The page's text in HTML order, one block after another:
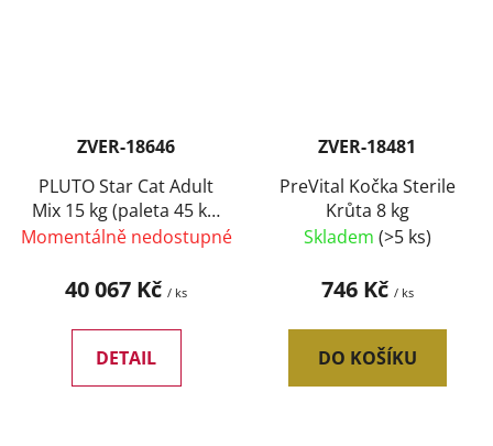
ZVER-18646
PLUTO Star Cat Adult
Mix 15 kg (paleta 45 ks)
SLEVA 7 %
Momentálně nedostupné
40 067 Kč / ks
DETAIL
ZVER-18481
PreVital Kočka Sterile
Krůta 8 kg
Skladem (>5 ks)
746 Kč / ks
DO KOŠÍKU